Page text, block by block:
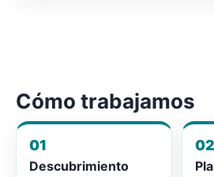
Cómo trabajamos
01
Descubrimiento
02